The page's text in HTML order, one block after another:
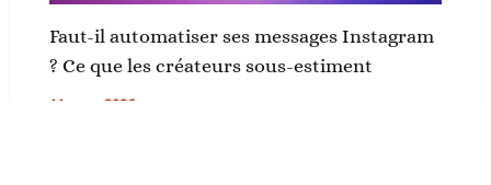
Faut-il automatiser ses messages Instagram
? Ce que les créateurs sous-estiment
11 mars 2026